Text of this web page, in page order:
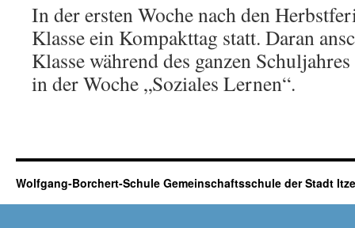
In der ersten Woche nach den
Klasse ein Kompakttag statt. Daran
Klasse während des ganzen
in der Woche „Soziales Lernen“.
Wolfgang-Borchert-Schule Gemeinschaftsschule der Stadt